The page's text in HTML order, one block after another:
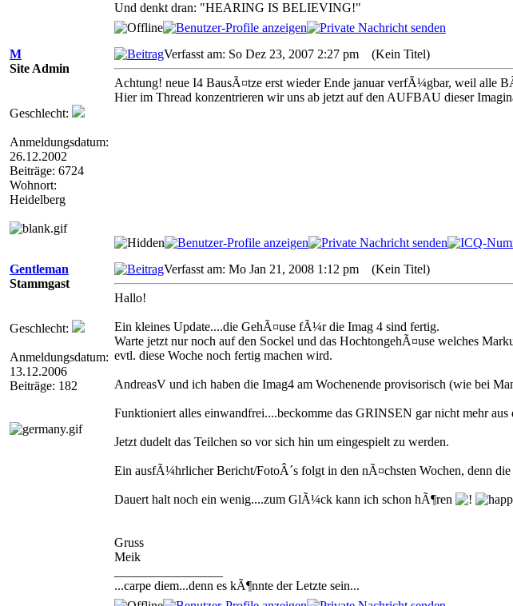
Und denkt dran: "HEARING IS BELIEVING!"
M
Site Admin
Geschlecht:
Anmeldungsdatum:
26.12.2002
Beiträge: 6724
Wohnort:
Heidelberg
Verfasst am: So Dez 23, 2007 2:27 pm (Kein Titel)
Achtung! neue I4 BausÃ¤tze erst wieder Ende januar verfÃ¼gbar, weil alle
Hier im Thread konzentrieren wir uns ab jetzt auf den AUFBAU dieser
Gentleman
Stammgast
Geschlecht:
Anmeldungsdatum:
13.12.2006
Beiträge: 182
Verfasst am: Mo Jan 21, 2008 1:12 pm (Kein Titel)
Hallo!
Ein kleines Update....die GehÃ¤use fÃ¼r die Imag 4 sind fertig.
Warte jetzt nur noch auf den Sockel und das HochtongehÃ¤use welches
evtl. diese Woche noch fertig machen wird.
AndreasV und ich haben die Imag4 am Wochenende provisorisch (wie bei
Funktioniert alles einwandfrei....beckomme das GRINSEN gar nicht mehr aus
Jetzt dudelt das Teilchen so vor sich hin um eingespielt zu werden.
Ein ausfÃ¼hrlicher Bericht/FotoÂ´s folgt in den nÃ¤chsten Wochen, denn
Dauert halt noch ein wenig....zum GlÃ¼ck kann ich schon hÃ¶ren
Gruss
Meik
...carpe diem...denn es kÃ¶nnte der Letzte sein...